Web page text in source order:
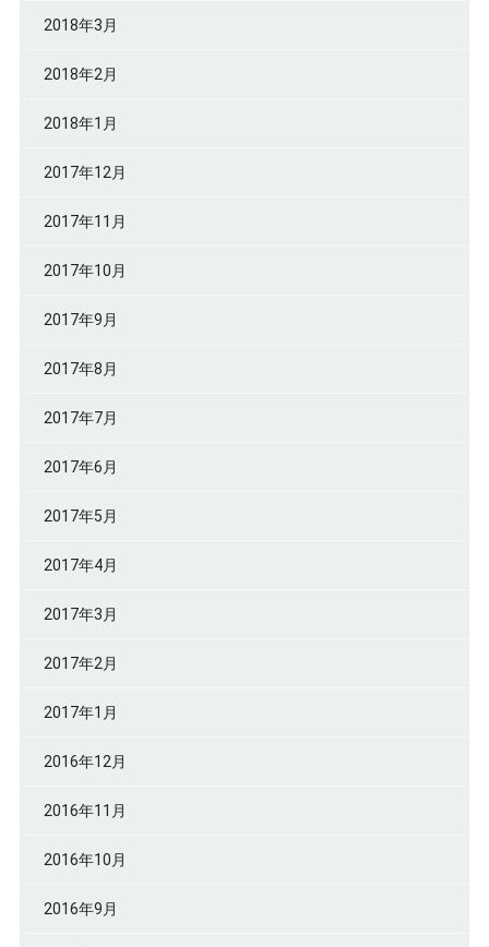
2018年3月
2018年2月
2018年1月
2017年12月
2017年11月
2017年10月
2017年9月
2017年8月
2017年7月
2017年6月
2017年5月
2017年4月
2017年3月
2017年2月
2017年1月
2016年12月
2016年11月
2016年10月
2016年9月